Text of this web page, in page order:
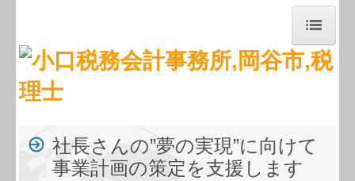
トップページ
事務所紹介
交通案内
社長さんの”夢の実現”に向けて
事業計画の策定を支援します